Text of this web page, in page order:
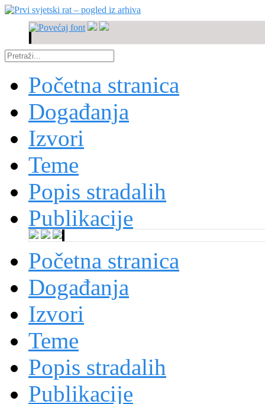
Početna stranica
Događanja
Izvori
Teme
Popis stradalih
Publikacije
Početna stranica
Događanja
Izvori
Teme
Popis stradalih
Publikacije